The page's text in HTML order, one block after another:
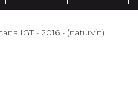
IGT - 2016 - (naturvin)